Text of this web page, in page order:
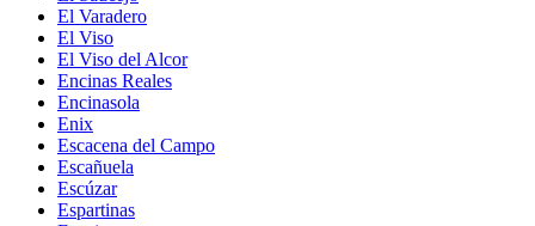
El Varadero
El Viso
El Viso del Alcor
Encinas Reales
Encinasola
Enix
Escacena del Campo
Escañuela
Escúzar
Espartinas